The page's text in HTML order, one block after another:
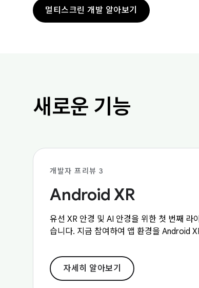
멀티스크린 개발 알아보기
새로운 기능
개발자 프리뷰 3
Android XR
유선 XR 안경 및 AI 안경을 위한 첫 번째
습니다. 지금 참여하여 앱 환경을 Android
자세히 알아보기